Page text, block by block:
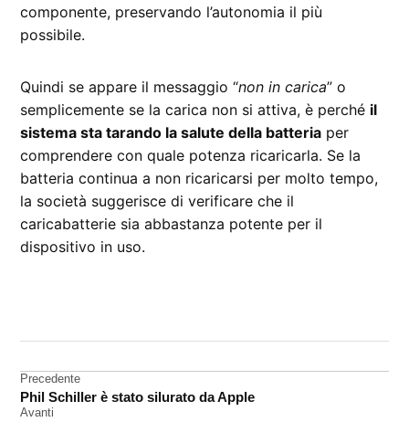
componente, preservando l’autonomia il più
possibile.
Quindi se appare il messaggio “non in carica” o
semplicemente se la carica non si attiva, è perché il
sistema sta tarando la salute della batteria per
comprendere con quale potenza ricaricarla. Se la
batteria continua a non ricaricarsi per molto tempo,
la società suggerisce di verificare che il
caricabatterie sia abbastanza potente per il
dispositivo in uso.
Navigazione
articoli
Precedente
Phil Schiller è stato silurato da Apple
Avanti